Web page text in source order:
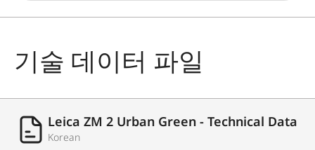
기술 데이터 파일
Leica ZM 2 Urban Green - Technical Data
Korean